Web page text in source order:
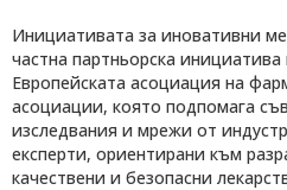
Инициативата за иновативни
частна партньорска
Европейската асоциация на
асоциации, която подпомага
изследвания и мрежи от
експерти, ориентирани към
качествени и безопасни